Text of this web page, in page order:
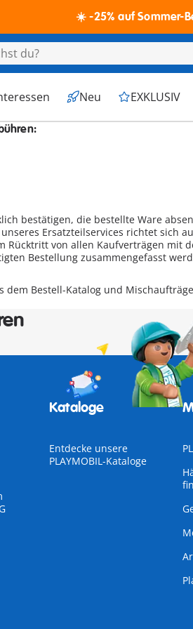
☀️ -25% auf Sommer-
Neu EXKLUSIV
bestätigen, die bestellte Ware
Ersatzteilservices richtet sich
von allen Kaufverträgen
Bestellung zusammengefasst
dem Bestell-Katalog und
Kataloge
Entdecke unsere
PLAYMOBIL-Kataloge